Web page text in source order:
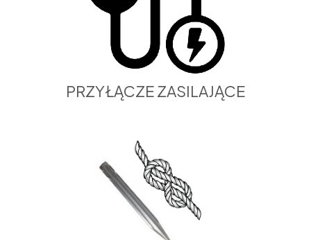
PRZYŁĄCZE ZASILAJĄCE